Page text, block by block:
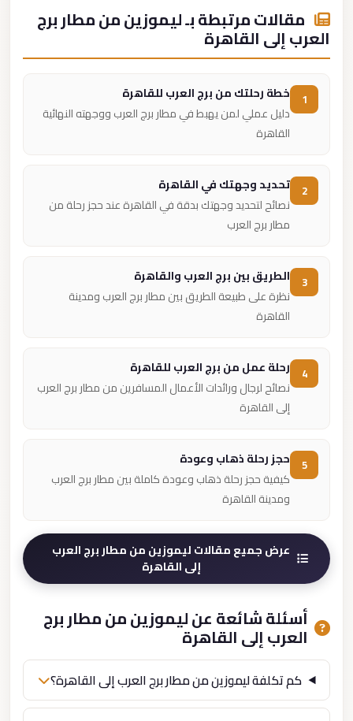
مقالات مرتبطة بـ ليموزين من مطار برج
العرب إلى القاهرة
خطة رحلتك من برج العرب للقاهرة
دليل عملي لمن يهبط في مطار برج العرب ووجهته النهائية
القاهرة
تحديد وجهتك في القاهرة
نصائح لتحديد وجهتك بدقة في القاهرة عند حجز رحلة من
مطار برج العرب
الطريق بين برج العرب والقاهرة
نظرة على طبيعة الطريق بين مطار برج العرب ومدينة
القاهرة
رحلة عمل من برج العرب للقاهرة
نصائح لرجال ورائدات الأعمال المسافرين من مطار برج العرب
إلى القاهرة
حجز رحلة ذهاب وعودة
كيفية حجز رحلة ذهاب وعودة كاملة بين مطار برج العرب
ومدينة القاهرة
عرض جميع مقالات ليموزين من مطار برج العرب
إلى القاهرة
أسئلة شائعة عن ليموزين من مطار برج
العرب إلى القاهرة
كم تكلفة ليموزين من مطار برج العرب إلى القاهرة؟